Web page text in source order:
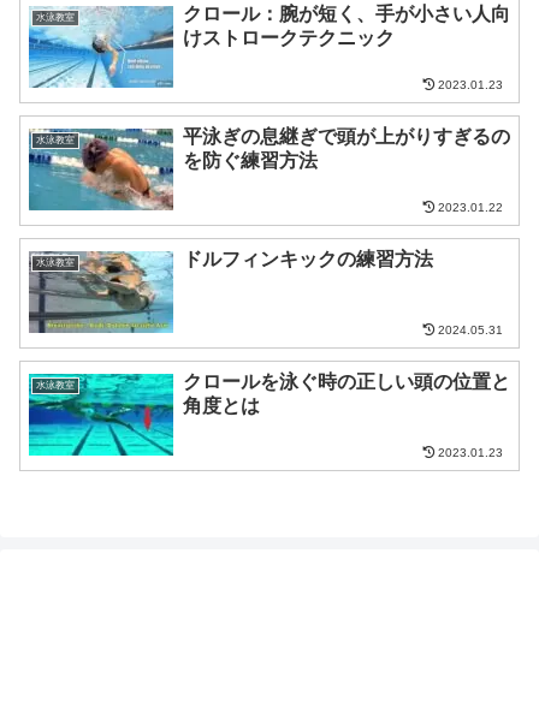
水泳教室
クロール：腕が短く、手が小さい人向
けストロークテクニック
2023.01.23
水泳教室
平泳ぎの息継ぎで頭が上がりすぎるの
を防ぐ練習方法
2023.01.22
水泳教室 ドルフィンキックの練習方法
2024.05.31
水泳教室
クロールを泳ぐ時の正しい頭の位置と
角度とは
2023.01.23